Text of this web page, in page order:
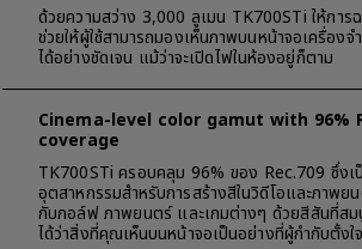
ด้วยความสว่าง 3,000 ลูเมน TK700STi ให้การ
ช่วยให้ผู้ใช้สามารถมองเห็นภาพบนหน้าจอเครื่อง
ได้อย่างชัดเจน แม้ว่าจะเปิดไฟในห้องอยู่ก็ตาม
Cinema-level color gamut with 96%
coverage
TK700STi ครอบคลุม 96% ของ Rec.709 ซึ่งเ
อุตสาหกรรมสำหรับการสร้างสีในวิดีโอและภาพ
กับกอล์ฟ ภาพยนตร์ และเกมต่างๆ ด้วยสีสันที่ส
ได้ว่าสิ่งที่คุณเห็นบนหน้าจอเป็นอย่างที่ผู้กำกับตั้งใ